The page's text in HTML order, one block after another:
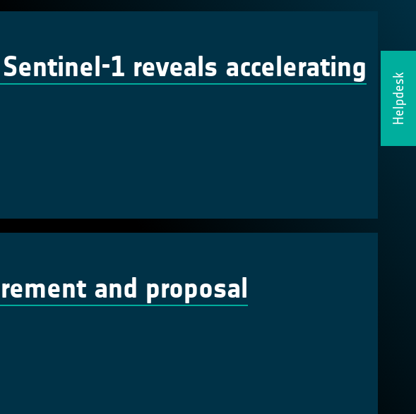
Helpdesk
1 reveals accelerating
and proposal